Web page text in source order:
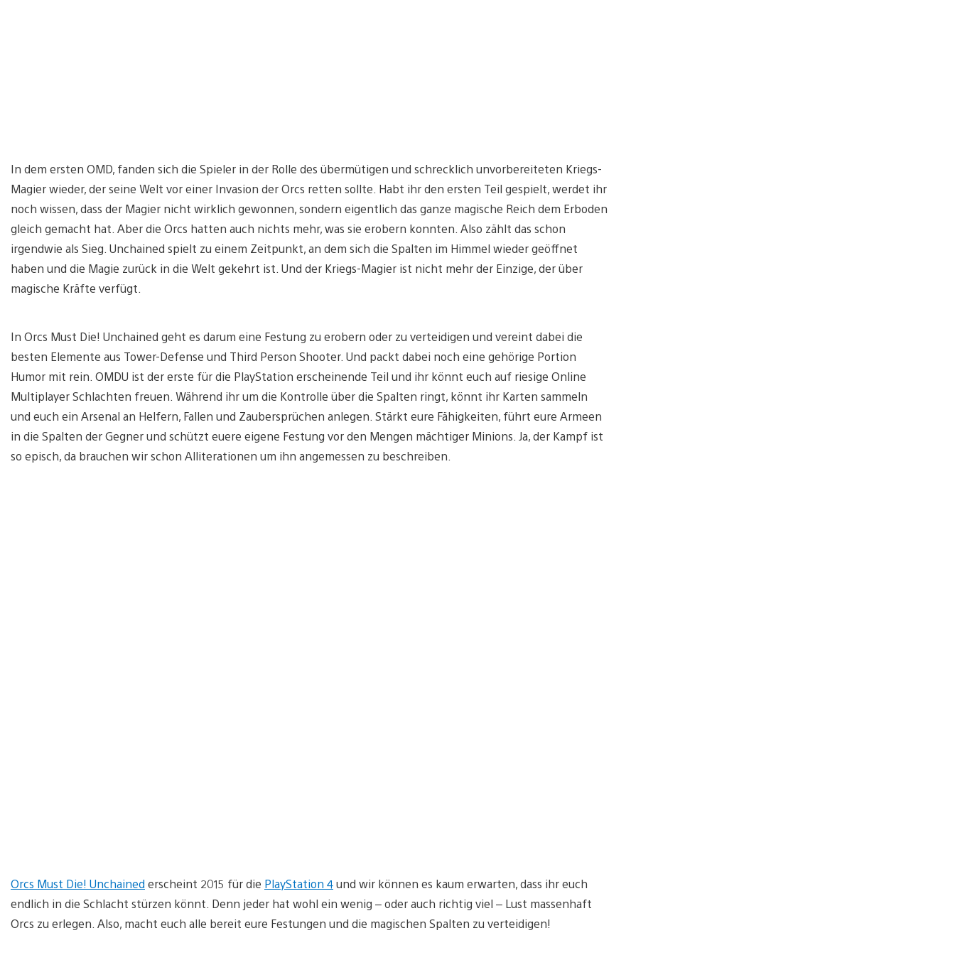
In dem ersten OMD, fanden sich die Spieler in der Rolle des übermütigen und schrecklich unvorbereiteten Kriegs-
Magier wieder, der seine Welt vor einer Invasion der Orcs retten sollte. Habt ihr den ersten Teil gespielt, werdet ihr
noch wissen, dass der Magier nicht wirklich gewonnen, sondern eigentlich das ganze magische Reich dem Erboden
gleich gemacht hat. Aber die Orcs hatten auch nichts mehr, was sie erobern konnten. Also zählt das schon
irgendwie als Sieg. Unchained spielt zu einem Zeitpunkt, an dem sich die Spalten im Himmel wieder geöffnet
haben und die Magie zurück in die Welt gekehrt ist. Und der Kriegs-Magier ist nicht mehr der Einzige, der über
magische Kräfte verfügt.
In Orcs Must Die! Unchained geht es darum eine Festung zu erobern oder zu verteidigen und vereint dabei die
besten Elemente aus Tower-Defense und Third Person Shooter. Und packt dabei noch eine gehörige Portion
Humor mit rein. OMDU ist der erste für die PlayStation erscheinende Teil und ihr könnt euch auf riesige Online
Multiplayer Schlachten freuen. Während ihr um die Kontrolle über die Spalten ringt, könnt ihr Karten sammeln
und euch ein Arsenal an Helfern, Fallen und Zaubersprüchen anlegen. Stärkt eure Fähigkeiten, führt eure Armeen
in die Spalten der Gegner und schützt euere eigene Festung vor den Mengen mächtiger Minions. Ja, der Kampf ist
so episch, da brauchen wir schon Alliterationen um ihn angemessen zu beschreiben.
Orcs Must Die! Unchained erscheint 2015 für die PlayStation 4und wir können es kaum erwarten, dass ihr euch
endlich in die Schlacht stürzen könnt. Denn jeder hat wohl ein wenig – oder auch richtig viel – Lust massenhaft
Orcs zu erlegen. Also, macht euch alle bereit eure Festungen und die magischen Spalten zu verteidigen!